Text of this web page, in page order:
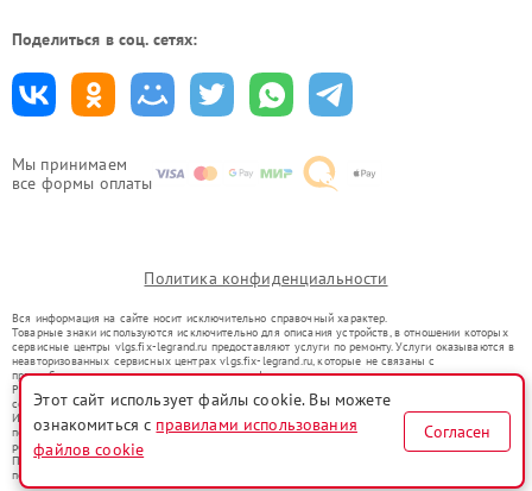
Мы принимаем
все формы оплаты
Поделиться в соц. сетях:
Политика конфиденциальности
Вся информация на сайте носит исключительно справочный характер.
Товарные знаки используются исключительно для описания устройств, в отношении которых
сервисные центры vlgs.fix-legrand.ru предоставляют услуги по ремонту. Услуги оказываются в
неавторизованных сервисных центрах vlgs.fix-legrand.ru, которые не связаны с
правообладателями товарных знаков или их официальными представителями.
Ремонт осуществляется для устройств, уже введенных в гражданский оборот в соответствии
со статьей 1487 ГК РФ.
Использование товарных знаков не преследует цели индивидуализации услуг или введения
потребителей в заблуждение, а служит для информирования о предоставляемых услугах по
ремонту техники указанных брендов.
Представленная на сайте информация не является публичной офертой, определяемой
положениями Статьи 437(2) Гражданского кодекса РФ
Этот сайт использует файлы cookie. Вы можете
ознакомиться с правилами использования
файлов cookie
Согласен